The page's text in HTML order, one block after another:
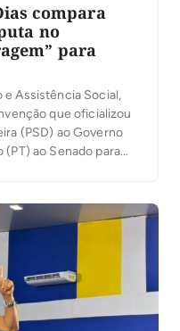
compara
no
para
Assistência Social,
que oficializou
(PSD) ao Governo
(PT) ao Senado para